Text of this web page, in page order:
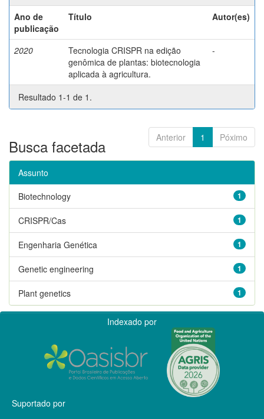
Ano de
publicação
Título Autor(es)
2020
Tecnologia CRISPR na edição
genômica de plantas: biotecnologia
aplicada à agricultura.
-
Resultado 1-1 de 1.
Anterior 1 Póximo
Busca facetada
Assunto
1
Biotechnology
1
CRISPR/Cas
1
Engenharia Genética
1
Genetic engineering
1
Plant genetics
Indexado por
Suportado por